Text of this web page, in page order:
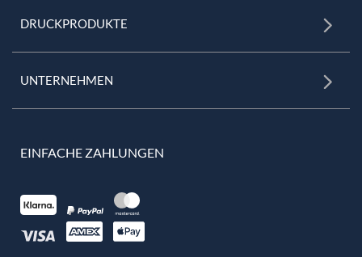
DRUCKPRODUKTE
UNTERNEHMEN
EINFACHE ZAHLUNGEN